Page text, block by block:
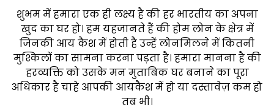
शुभम में हमारा एक ही लक्ष्य है की हर भारतीय का अपना
खुद का घर हो। हम यहजानते हैं की होम लोन के क्षेत्र में
जिनकी आय कैश में होती है उन्हें लोनमिलने में कितनी
मुश्किलों का सामना करना पड़ता है। हमारा मानना है की
हरव्यक्ति को उसके मन मुताबिक घर बनाने का पूरा
अधिकार है चाहे आपकी आयकैश में हो या दस्तावेज़ कम हो
तब भी।